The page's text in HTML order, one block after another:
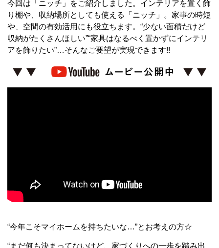
今回は「ニッチ」をご紹介しました。インテリアを置く飾
り棚や、収納場所としても使える「ニッチ」。家事の時短
や、空間の有効活用にも役立ちます。“少ない面積だけど
収納がたくさんほしい”“家具はなるべく置かずにインテリ
アを飾りたい”…そんなご要望が実現できます!!
“今年こそマイホームを持ちたいな…”とお考えの方☆
“まだ何も決まってないけど、家づくりへの一歩を踏み出